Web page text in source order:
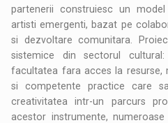
partenerii construiesc un
artisti emergenti, bazat pe
si dezvoltare comunitara.
sistemice din sectorul
facultatea fara acces la resurse,
si competente practice care
creativitatea intr-un parcurs
acestor instrumente,